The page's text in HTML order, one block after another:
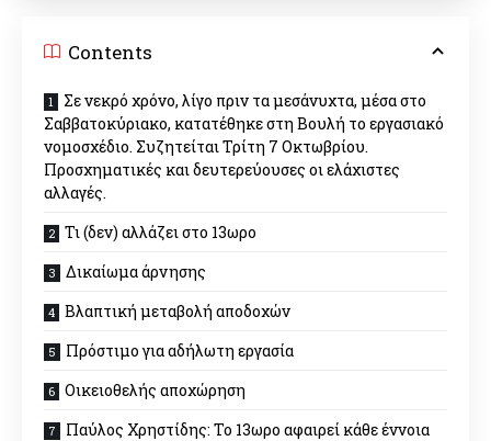
Contents
Σε νεκρό χρόνο, λίγο πριν τα μεσάνυχτα, μέσα στο
Σαββατοκύριακο, κατατέθηκε στη Βουλή το εργασιακό
νομοσχέδιο. Συζητείται Τρίτη 7 Οκτωβρίου.
Προσχηματικές και δευτερεύουσες οι ελάχιστες
αλλαγές.
Τι (δεν) αλλάζει στο 13ωρο
Δικαίωμα άρνησης
Βλαπτική μεταβολή αποδοχών
Πρόστιμο για αδήλωτη εργασία
Οικειοθελής αποχώρηση
Παύλος Χρηστίδης: Το 13ωρο αφαιρεί κάθε έννοια